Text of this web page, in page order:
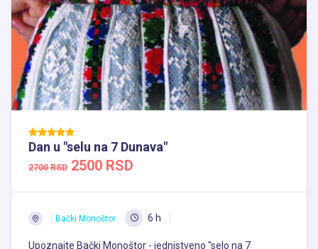
Dan u "selu na 7 Dunava"
2700 RSD 2500 RSD
Bački Monoštor 6 h
Upoznajte Bački Monoštor - jednistveno "selo na 7